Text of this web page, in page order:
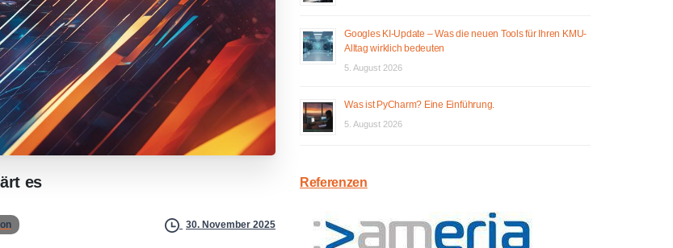
es
30. November 2025
Googles KI-Update – Was die neuen Tools für Ihren KMU-
Alltag wirklich bedeuten
5. August 2026
Was ist PyCharm? Eine Einführung.
5. August 2026
Referenzen